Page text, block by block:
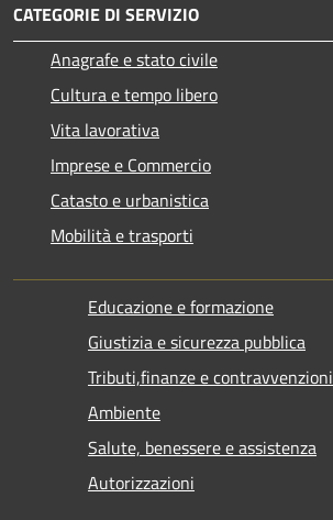
CATEGORIE DI SERVIZIO
Anagrafe e stato civile
Cultura e tempo libero
Vita lavorativa
Imprese e Commercio
Catasto e urbanistica
Mobilità e trasporti
Educazione e formazione
Giustizia e sicurezza pubblica
Tributi,finanze e contravvenzioni
Ambiente
Salute, benessere e assistenza
Autorizzazioni